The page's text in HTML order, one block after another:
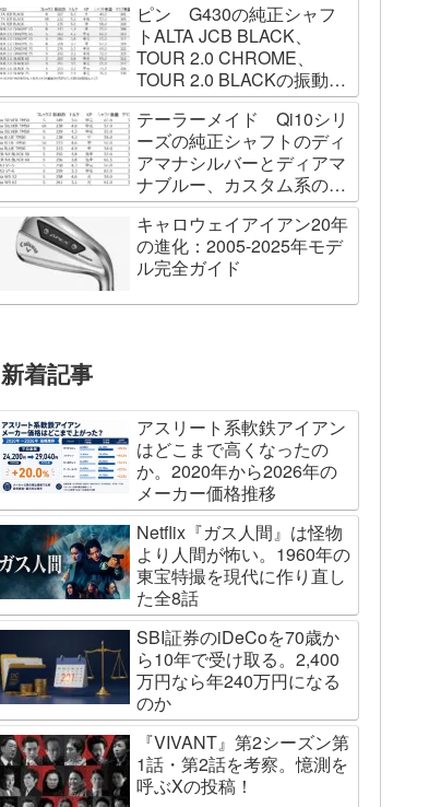
ピン G430の純正シャフ
トALTA JCB BLACK、
TOUR 2.0 CHROME、
TOUR 2.0 BLACKの振動数
を測ってみました
テーラーメイド Qi10シリ
ーズの純正シャフトのディ
アマナシルバーとディアマ
ナブルー、カスタム系の
SPEEDER NK BLACK、
TOUR AD VF、Diamana
WBの振動数を測ってみた
キャロウェイアイアン20年
の進化：2005-2025年モデ
ル完全ガイド
新着記事
アスリート系軟鉄アイアン
はどこまで高くなったの
か。2020年から2026年の
メーカー価格推移
Netflix『ガス人間』は怪物
より人間が怖い。1960年の
東宝特撮を現代に作り直し
た全8話
SBI証券のiDeCoを70歳か
ら10年で受け取る。2,400
万円なら年240万円になる
のか
『VIVANT』第2シーズン第
1話・第2話を考察。憶測を
呼ぶXの投稿！